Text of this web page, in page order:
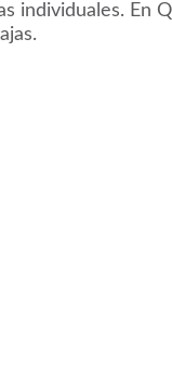
individuales. En